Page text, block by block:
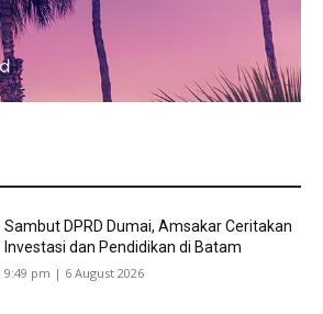
Sambut DPRD Dumai, Amsakar Ceritakan
Investasi dan Pendidikan di Batam
9:49 pm | 6 August 2026